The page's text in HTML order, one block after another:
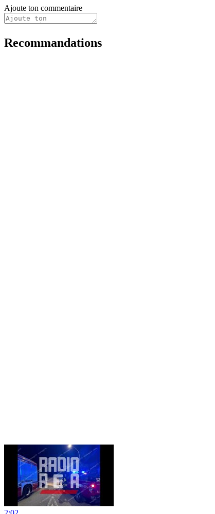
Ajoute ton commentaire
Recommandations